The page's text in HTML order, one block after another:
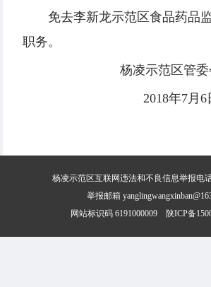
免去李新龙示范区食品药品
职务。
杨凌示范区管委
2018年7月6
杨凌示范区互联网违法和不良信息举报电
举报邮箱
网站标识码 6191000009
陕ICP备